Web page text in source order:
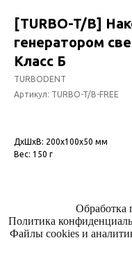
[TURBO-T/B]
генератором
Класс Б
TURBODENT
Артикул: TURBO-T/B-FREE
ДxШxВ: 200x100x50 мм
Вес: 150 г
Обработка
Политика
Файлы cookies и